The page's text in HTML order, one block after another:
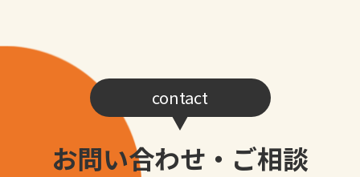
contact
お問い合わせ・ご相談